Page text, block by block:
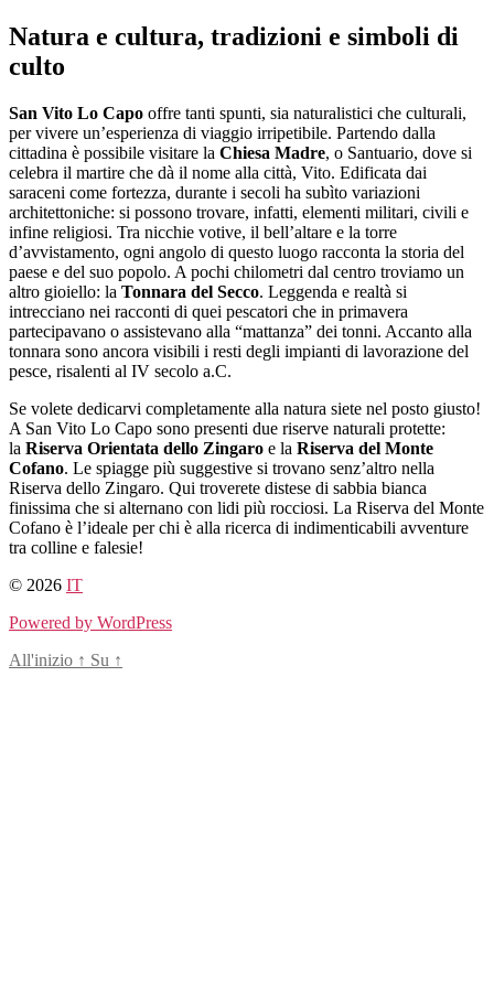
Salta
al
contenuto
Natura e cultura, tradizioni e simboli di
culto
San Vito Lo Capo offre tanti spunti, sia naturalistici che culturali,
per vivere un’esperienza di viaggio irripetibile. Partendo dalla
cittadina è possibile visitare la Chiesa Madre, o Santuario, dove si
celebra il martire che dà il nome alla città, Vito. Edificata dai
saraceni come fortezza, durante i secoli ha subìto variazioni
architettoniche: si possono trovare, infatti, elementi militari, civili e
infine religiosi. Tra nicchie votive, il bell’altare e la torre
d’avvistamento, ogni angolo di questo luogo racconta la storia del
paese e del suo popolo. A pochi chilometri dal centro troviamo un
altro gioiello: la Tonnara del Secco. Leggenda e realtà si
intrecciano nei racconti di quei pescatori che in primavera
partecipavano o assistevano alla “mattanza” dei tonni. Accanto alla
tonnara sono ancora visibili i resti degli impianti di lavorazione del
pesce, risalenti al IV secolo a.C.
Se volete dedicarvi completamente alla natura siete nel posto giusto!
A San Vito Lo Capo sono presenti due riserve naturali protette:
la Riserva Orientata dello Zingaro e la Riserva del Monte
Cofano. Le spiagge più suggestive si trovano senz’altro nella
Riserva dello Zingaro. Qui troverete distese di sabbia bianca
finissima che si alternano con lidi più rocciosi. La Riserva del Monte
Cofano è l’ideale per chi è alla ricerca di indimenticabili avventure
tra colline e falesie!
© 2026 IT
Powered by WordPress
All'inizio ↑ Su ↑